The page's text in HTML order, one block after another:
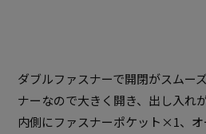
ダブルファスナーで開閉がスムー
ナーなので大きく開き、出し入れ
内側にファスナーポケット×1、